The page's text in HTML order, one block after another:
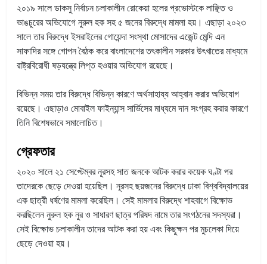
২০১৯ সালে ডাকসু নির্বাচন চলাকালীন রোকেয়া হলের প্রভোস্টকে লাঞ্ছিত ও
ভাঙচুরের অভিযোগে নুরুল হক সহ ৫ জনের বিরুদ্ধে মামলা হয়। এছাড়া ২০২৩
সালে তার বিরুদ্ধে ইসরাইলের গোয়েন্দা সংস্থা মোসাদের এজেন্ট মেন্দি এন
সাফাদির সঙ্গে গোপন বৈঠক করে বাংলাদেশের তৎকালীন সরকার উৎখাতের মাধ্যমে
রাষ্ট্রবিরোধী ষড়যন্ত্রে লিপ্ত হওয়ার অভিযোগ রয়েছে।
বিভিন্ন সময় তার বিরুদ্ধে বিভিন্ন কারণে অর্থসাহায্য আহ্বান করার অভিযোগ
রয়েছে। এছাড়াও মোবাইল ফাইন্যান্স সার্ভিসের মাধ্যমে দান সংগ্রহ করার কারণে
তিনি বিশেষভাবে সমালোচিত।
গ্রেফতার
২০২০ সালে ২১ সেপ্টেম্বর নূরসহ সাত জনকে আটক করার কয়েক ঘণ্টা পর
তাদেরকে ছেড়ে দেওয়া হয়েছিল। নূরসহ ছয়জনের বিরুদ্ধে ঢাকা বিশ্ববিদ্যালয়ের
এক ছাত্রী ধর্ষণের মামলা করেছিল। সেই মামলার বিরুদ্ধে শাহবাগে বিক্ষোভ
করছিলেন নুরুল হক নুর ও সাধারণ ছাত্র পরিষদ নামে তার সংগঠনের সদস্যরা।
সেই বিক্ষোভ চলাকালীন তাদের আটক করা হয় এবং কিছুক্ষন পর মুচলেকা দিয়ে
ছেড়ে দেওয়া হয়।